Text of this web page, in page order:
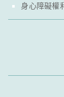
身心障礙權